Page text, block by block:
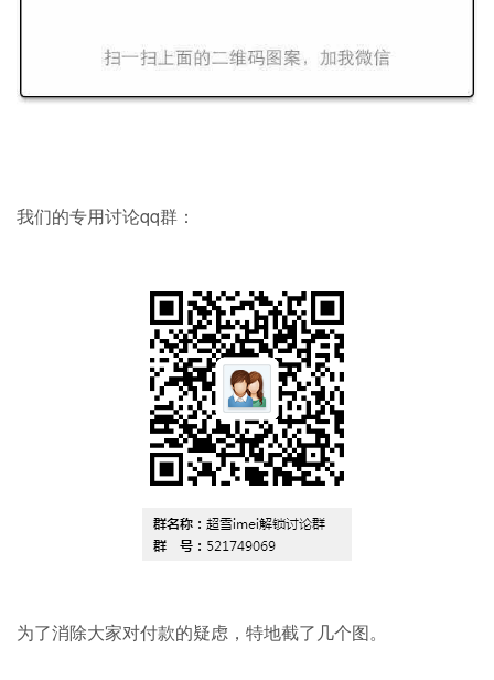
我们的专用讨论qq群：
为了消除大家对付款的疑虑，特地截了几个图。